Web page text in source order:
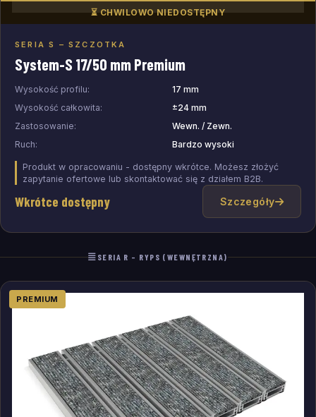
⏳ CHWILOWO NIEDOSTĘPNY
SERIA S – SZCZOTKA
System-S 17/50 mm Premium
Wysokość profilu:
17 mm
Wysokość całkowita:
±24 mm
Zastosowanie:
Wewn. / Zewn.
Ruch:
Bardzo wysoki
Produkt w opracowaniu - dostępny wkrótce. Możesz złożyć
zapytanie ofertowe lub skontaktować się z działem B2B.
Wkrótce dostępny Szczegóły
SERIA R – RYPS (WEWNĘTRZNA)
PREMIUM